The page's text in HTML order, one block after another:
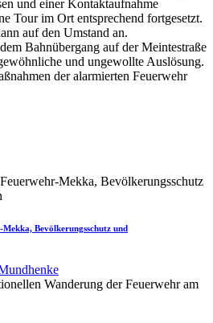
und einer Kontaktaufnahme
Tour im Ort entsprechend fortgesetzt.
auf den Umstand an.
Bahnübergang auf der Meintestraße
und ungewollte Auslösung.
der alarmierten Feuerwehr
Bevölkerungsschutz und